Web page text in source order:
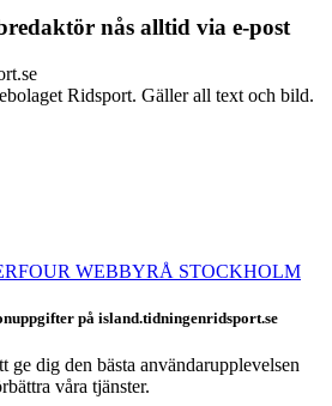
nås alltid via e-post
Ridsport. Gäller all text och bild.
WEBBYRÅ STOCKHOLM
på island.tidningenridsport.se
ge dig den bästa användarupplevelsen
våra tjänster.